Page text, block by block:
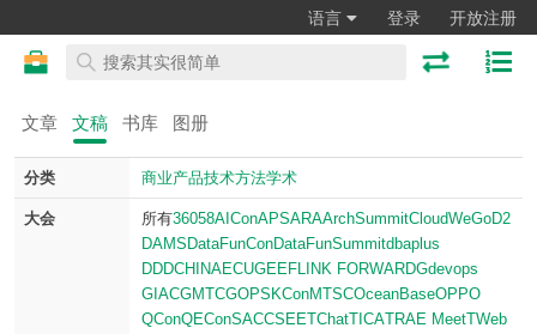
语言 登录 开放注册
文章 文稿 书库 图册
分类 商业产品技术方法学术
大会 所有36058AIConAPSARAArchSummitCloudWeGoD2
DAMS DataFunConDataFunSummitdbaplus
DDDCHINAECUGEEFLINK FORWARDGdevops
GIACGMTCGOPS KConMTSCOceanBaseOPPO
QConQEConSACCSEETChatTICATRAE MeetTWeb